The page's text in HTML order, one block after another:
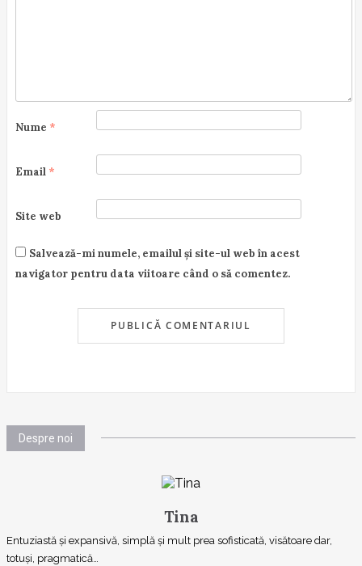
Nume *
Email *
Site web
Salvează-mi numele, emailul și site-ul web în acest
navigator pentru data viitoare când o să comentez.
Despre noi
Tina
Entuziastă şi expansivă, simplă şi mult prea sofisticată, visătoare dar,
totuşi, pragmatică…